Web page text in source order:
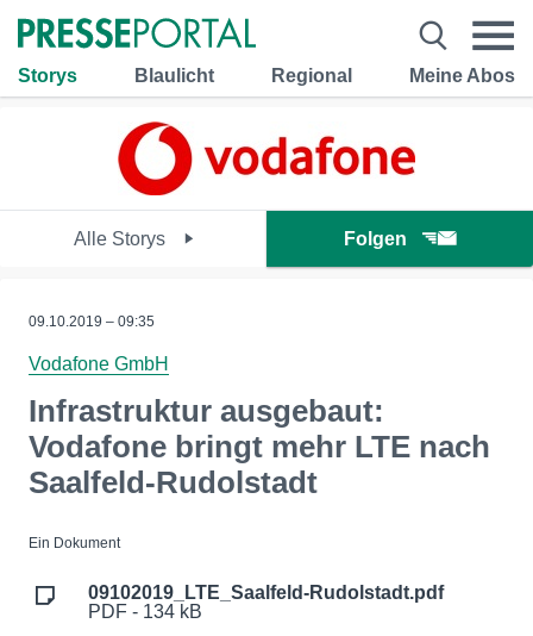
Storys Blaulicht Regional Meine Abos
Alle Storys Folgen
09.10.2019 – 09:35
Vodafone GmbH
Infrastruktur ausgebaut:
Vodafone bringt mehr LTE nach
Saalfeld-Rudolstadt
Ein Dokument
09102019_LTE_Saalfeld-Rudolstadt.pdf
PDF - 134 kB